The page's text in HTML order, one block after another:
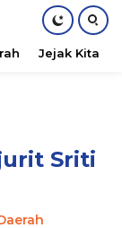
Jejak Kita
Sriti